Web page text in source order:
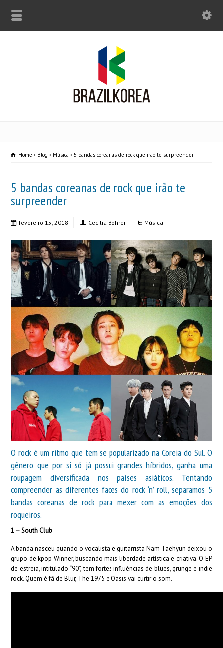
Home Blog Música 5 bandas coreanas de rock que irão te surpreender
5 bandas coreanas de rock que irão te
surpreender
fevereiro 15, 2018 Cecilia Bohrer Música
O rock é um ritmo que tem se popularizado na Coreia do Sul. O
gênero que por si só já possui grandes híbridos, ganha uma
roupagem diversificada nos países asiáticos. Tentando
compreender as diferentes faces do rock ‘n’ roll, separamos 5
bandas coreanas de rock para mexer com as emoções dos
roqueiros.
1 – South Club
A banda nasceu quando o vocalista e guitarrista Nam Taehyun deixou o
grupo de kpop Winner, buscando mais liberdade artística e criativa. O EP
de estreia, intitulado “90”, tem fortes influências de blues, grunge e indie
rock. Quem é fã de Blur, The 1975 e Oasis vai curtir o som.